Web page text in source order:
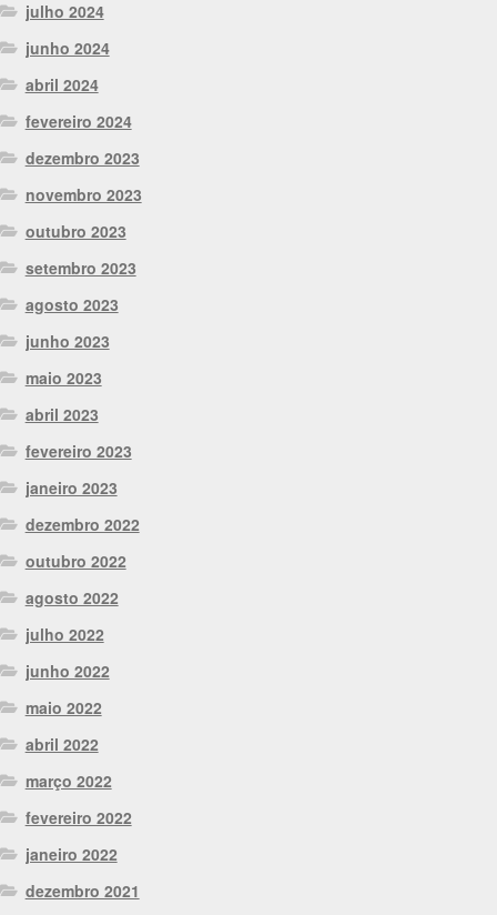
julho 2024
junho 2024
abril 2024
fevereiro 2024
dezembro 2023
novembro 2023
outubro 2023
setembro 2023
agosto 2023
junho 2023
maio 2023
abril 2023
fevereiro 2023
janeiro 2023
dezembro 2022
outubro 2022
agosto 2022
julho 2022
junho 2022
maio 2022
abril 2022
março 2022
fevereiro 2022
janeiro 2022
dezembro 2021